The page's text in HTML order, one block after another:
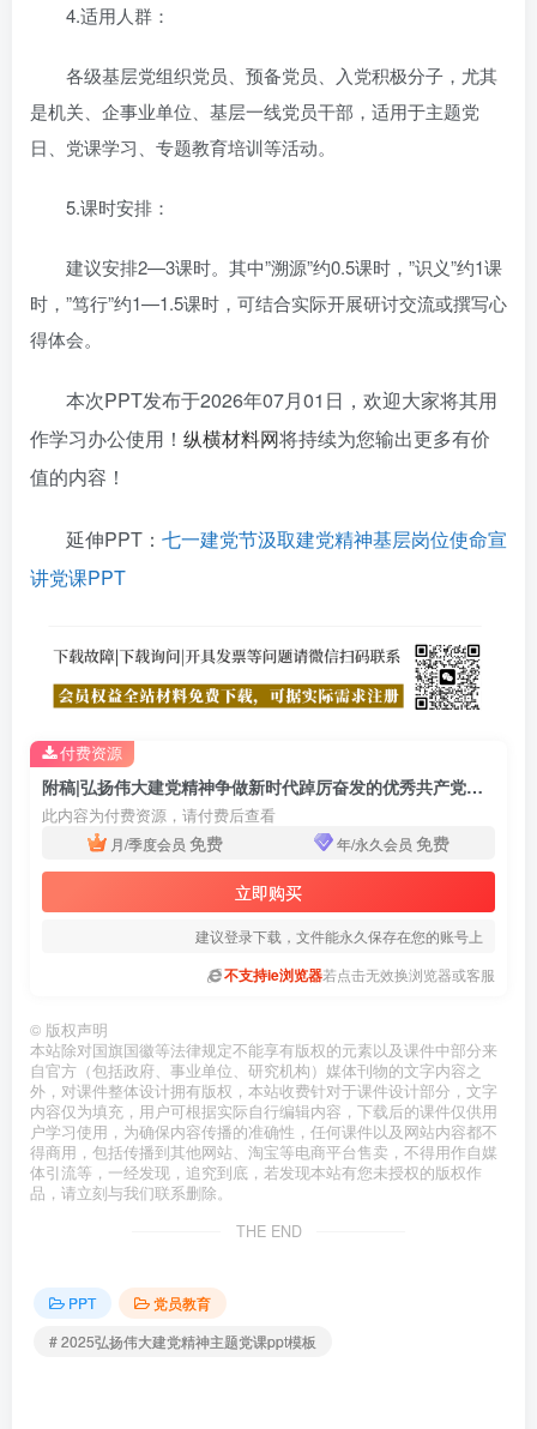
4.适用人群：
各级基层党组织党员、预备党员、入党积极分子，尤其
是机关、企事业单位、基层一线党员干部，适用于主题党
日、党课学习、专题教育培训等活动。
5.课时安排：
建议安排2—3课时。其中”溯源”约0.5课时，”识义”约1课
时，”笃行”约1—1.5课时，可结合实际开展研讨交流或撰写心
得体会。
本次PPT发布于2026年07月01日，欢迎大家将其用
作学习办公使用！ 纵横材料网将持续为您输出更多有价
值的内容！
延伸PPT： 七一建党节汲取建党精神基层岗位使命宣
讲党课PPT
附稿|弘扬伟大建党精神争做新时代踔厉奋发的优秀共产党员七月宣讲党课PPT下载
此内容为付费资源，请付费后查看
月/季度会员 免费 年/永久会员 免费
立即购买
建议登录下载，文件能永久保存在您的账号上
不支持ie浏览器若点击无效换浏览器或客服
付费资源
© 版权声明
本站除对国旗国徽等法律规定不能享有版权的元素以及课件中部分来
自官方（包括政府、事业单位、研究机构）媒体刊物的文字内容之
外，对课件整体设计拥有版权，本站收费针对于课件设计部分，文字
内容仅为填充，用户可根据实际自行编辑内容，下载后的课件仅供用
户学习使用，为确保内容传播的准确性，任何课件以及网站内容都不
得商用，包括传播到其他网站、淘宝等电商平台售卖，不得用作自媒
体引流等，一经发现，追究到底，若发现本站有您未授权的版权作
品，请立刻与我们联系删除。
THE END
PPT
党员教育
# 2025弘扬伟大建党精神主题党课ppt模板